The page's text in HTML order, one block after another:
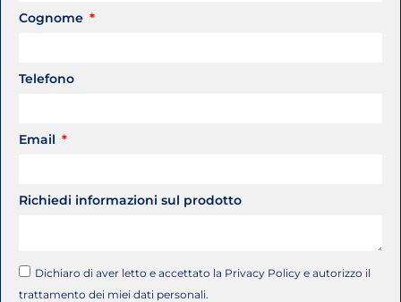
Cognome
Telefono
Email
Richiedi informazioni sul prodotto
Dichiaro di aver letto e accettato la Privacy Policy e autorizzo il
trattamento dei miei dati personali.